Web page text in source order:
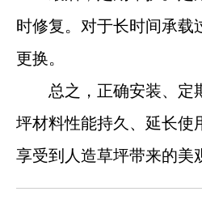
时修复。对于长时间承载
更换。
总之，正确安装、定
坪材料性能持久、延长使
享受到人造草坪带来的美